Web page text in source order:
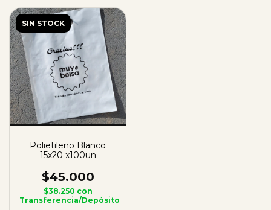
SIN STOCK
Polietileno Blanco
15x20 x100un
$45.000
$38.250 con
Transferencia/Depósito